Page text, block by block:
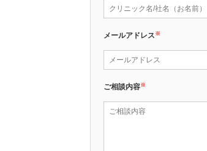
メールアドレス ※
ご相談内容※